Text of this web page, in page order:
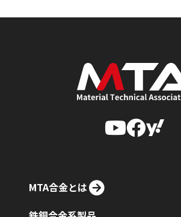
MTA合金とは